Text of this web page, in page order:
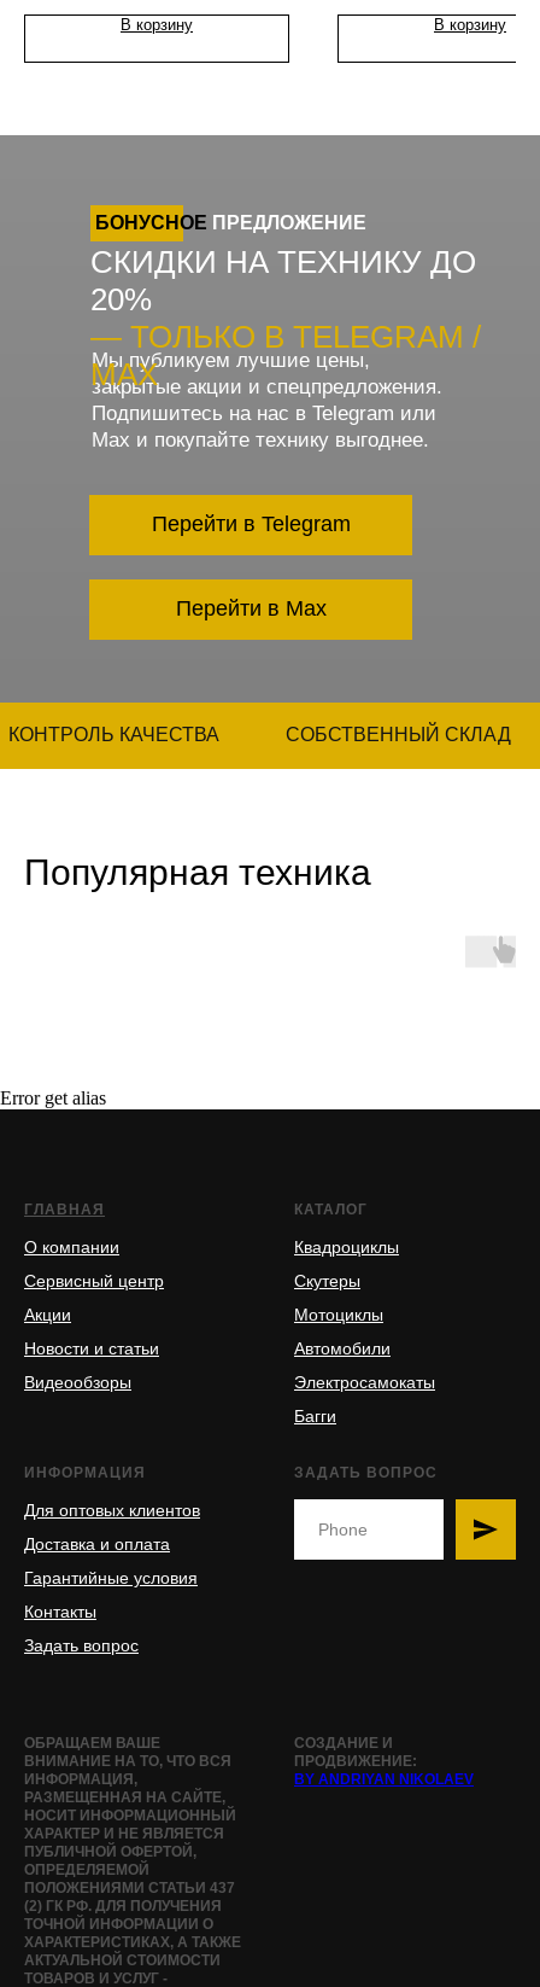
В корзину В корзину
Мы публикуем лучшие цены,
закрытые акции и спецпредложения.
Подпишитесь на нас в Telegram или
Max и покупайте технику выгоднее.
Перейти в Telegram
Перейти в Max
СКИДКИ НА ТЕХНИКУ ДО
20%
— ТОЛЬКО В TELEGRAM /
MAX
БОНУСНОЕ ПРЕДЛОЖЕНИЕ
КОНТРОЛЬ КАЧЕСТВА СОБСТВЕННЫЙ СКЛАД
Популярная техника
Error get alias
ГЛАВНАЯ
О компании
Сервисный центр
Акции
Новости и статьи
Видеообзоры
КАТАЛОГ
Квадроциклы
Скутеры
Мотоциклы
Автомобили
Электросамокаты
Багги
ИНФОРМАЦИЯ
Для оптовых клиентов
Доставка и оплата
Гарантийные условия
Контакты
Задать вопрос
ЗАДАТЬ ВОПРОС
ОБРАЩАЕМ ВАШЕ
ВНИМАНИЕ НА ТО, ЧТО ВСЯ
ИНФОРМАЦИЯ,
РАЗМЕЩЕННАЯ НА САЙТЕ,
НОСИТ ИНФОРМАЦИОННЫЙ
ХАРАКТЕР И НЕ ЯВЛЯЕТСЯ
ПУБЛИЧНОЙ ОФЕРТОЙ,
ОПРЕДЕЛЯЕМОЙ
ПОЛОЖЕНИЯМИ СТАТЬИ 437
(2) ГК РФ. ДЛЯ ПОЛУЧЕНИЯ
ТОЧНОЙ ИНФОРМАЦИИ О
ХАРАКТЕРИСТИКАХ, А ТАКЖЕ
АКТУАЛЬНОЙ СТОИМОСТИ
ТОВАРОВ И УСЛУГ -
СОЗДАНИЕ И
ПРОДВИЖЕНИЕ:
BY ANDRIYAN NIKOLAEV